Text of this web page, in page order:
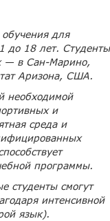
для
до 18 лет. Студенты
— в Сан-Марино,
Аризона, США.
необходимой
и
среда и
программы.
студенты смогут
интенсивной
язык).